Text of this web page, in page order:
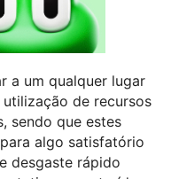
a um qualquer lugar
utilização de recursos
sendo que estes
algo satisfatório
desgaste rápido